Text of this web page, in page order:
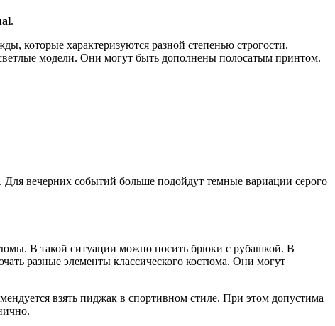
.
которые характеризуются разной степенью строгости.
модели. Они могут быть дополнены полосатым принтом.
вечерних событий больше подойдут темные вариации серого
В такой ситуации можно носить брюки с рубашкой. В
разные элементы классического костюма. Они могут
взять пиджак в спортивном стиле. При этом допустима